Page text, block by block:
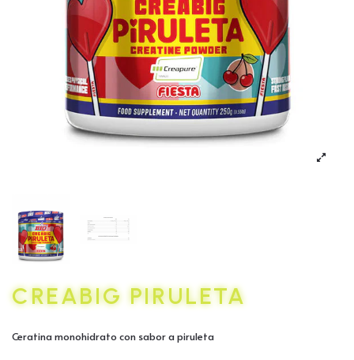
CREABIG PIRULETA
Ceratina monohidrato con sabor a piruleta